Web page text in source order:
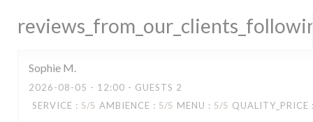
Sophie M
2026-08-05 - 12:00 - GUESTS 2
SERVICE : 5/5 AMBIENCE : 5/5 MENU : 5/5 QUALITY_PRICE